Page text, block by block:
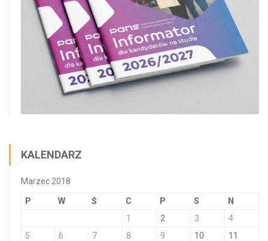
KALENDARZ
Marzec 2018
P W Ś C P S N
1 2 3
4
5
6 7 8 9 10
11